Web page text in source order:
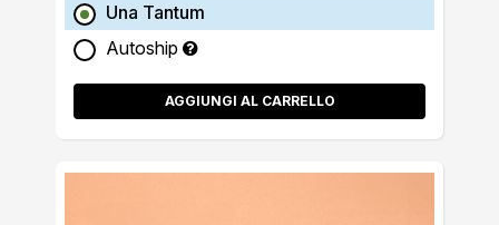
Una Tantum
Autoship
AGGIUNGI AL CARRELLO